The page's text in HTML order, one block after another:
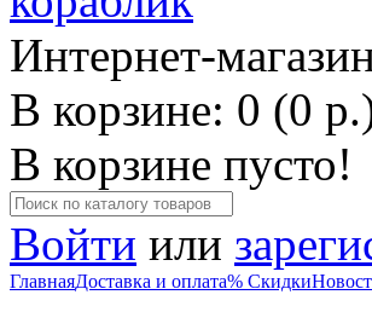
Интернет-
В корзине: 0 (0
В корзине пусто!
Войти или
ГлавнаяДоставка и оплата% Скидки